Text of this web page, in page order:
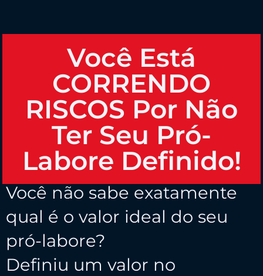
Você Está
CORRENDO
RISCOS Por Não
Ter Seu Pró-
Labore Definido!
Você não sabe exatamente
qual é o valor ideal do seu
pró-labore?
Definiu um valor no